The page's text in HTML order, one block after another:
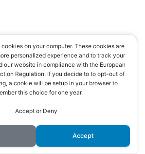
詳細
on your computer. These cookies are
personalized experience and to track your
our website in compliance with the European
Regulation. If you decide to to opt-out of
a cookie will be setup in your browser to
this choice for one year.
Accept or Deny
Accept